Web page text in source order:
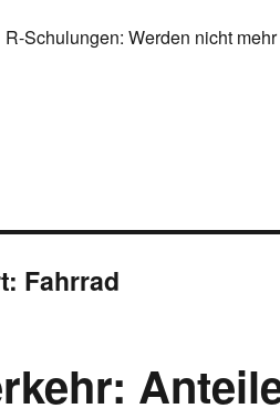
R-Schulungen: Werden nicht
Fahrrad